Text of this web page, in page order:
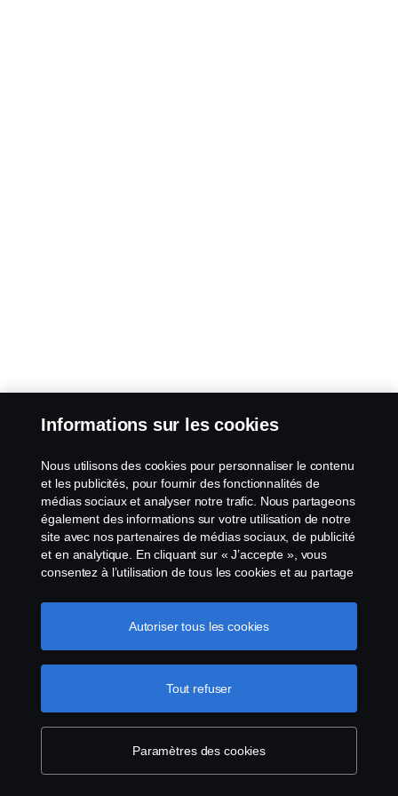
Informations sur les cookies
Nous utilisons des cookies pour personnaliser le contenu
et les publicités, pour fournir des fonctionnalités de
médias sociaux et analyser notre trafic. Nous partageons
également des informations sur votre utilisation de notre
site avec nos partenaires de médias sociaux, de publicité
et en analytique. En cliquant sur « J’accepte », vous
consentez à l’utilisation de tous les cookies et au partage
cookies en cliquant sur « Paramètres des cookies » et en
sélectionnant les catégories que vous souhaitez
Pour en savoir plus sur la
protection de votre vie privée
Paramètres des cookies
Tout refuser
Autoriser tous les cookies